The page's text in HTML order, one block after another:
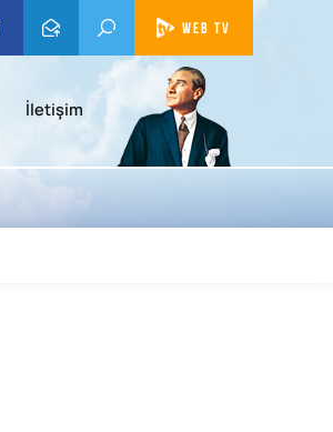
WEB TV
İletişim